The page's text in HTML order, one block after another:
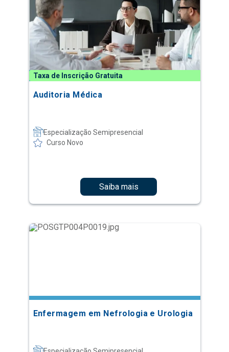
Taxa de Inscrição Gratuita
Auditoria Médica
Especialização Semipresencial
Curso Novo
Saiba mais
Enfermagem em Nefrologia e Urologia